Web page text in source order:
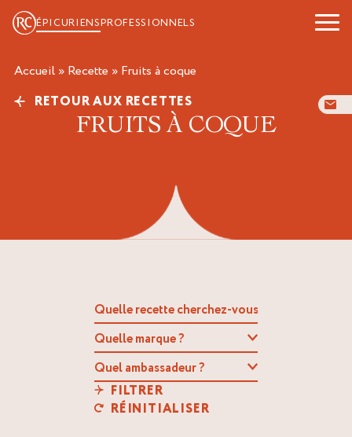
ÉPICURIENSPROFESSIONNELS
Accueil » Recette » fruits à coque
RETOUR AUX RECETTES
FRUITS À COQUE
FILTRER
RÉINITIALISER